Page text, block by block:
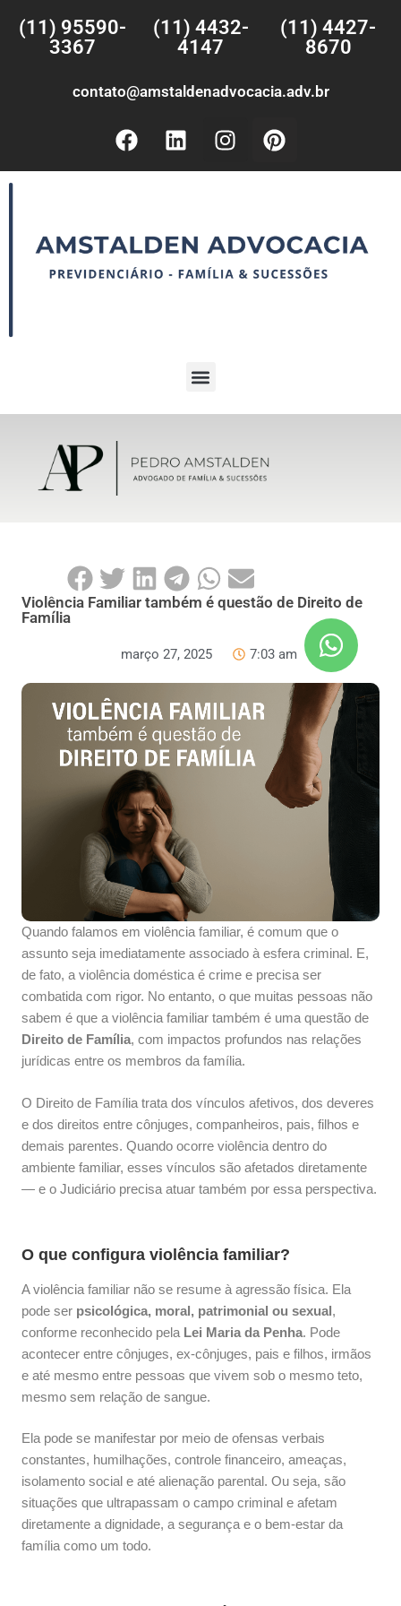
(11) 95590-
3367
(11) 4432-
4147
(11) 4427-
8670
contato@amstaldenadvocacia.adv.br
Violência Familiar também é questão de Direito de
Família
março 27, 2025 7:03 am
Quando falamos em violência familiar, é comum que o
assunto seja imediatamente associado à esfera criminal. E,
de fato, a violência doméstica é crime e precisa ser
combatida com rigor. No entanto, o que muitas pessoas não
sabem é que a violência familiar também é uma questão de
Direito de Família, com impactos profundos nas relações
jurídicas entre os membros da família.
O Direito de Família trata dos vínculos afetivos, dos deveres
e dos direitos entre cônjuges, companheiros, pais, filhos e
demais parentes. Quando ocorre violência dentro do
ambiente familiar, esses vínculos são afetados diretamente
— e o Judiciário precisa atuar também por essa perspectiva.
O que configura violência familiar?
A violência familiar não se resume à agressão física. Ela
pode ser psicológica, moral, patrimonial ou sexual,
conforme reconhecido pela Lei Maria da Penha. Pode
acontecer entre cônjuges, ex-cônjuges, pais e filhos, irmãos
e até mesmo entre pessoas que vivem sob o mesmo teto,
mesmo sem relação de sangue.
Ela pode se manifestar por meio de ofensas verbais
constantes, humilhações, controle financeiro, ameaças,
isolamento social e até alienação parental. Ou seja, são
situações que ultrapassam o campo criminal e afetam
diretamente a dignidade, a segurança e o bem-estar da
família como um todo.